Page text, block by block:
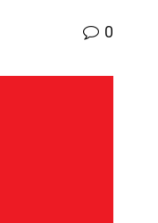
0